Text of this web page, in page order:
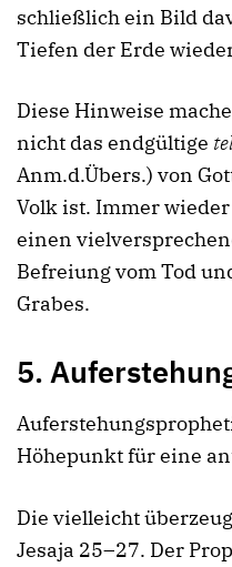
schließlich ein Bild
Tiefen der Erde
Diese Hinweise
nicht das endgültige
Anm.d.Übers.) von
Volk ist. Immer
einen
Befreiung vom Tod
Grabes.
5.
Höhepunkt für eine
Die vielleicht
Jesaja 25–27. Der